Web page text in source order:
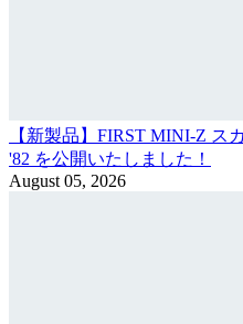
【新製品】FIRST MINI-Z ス
'82 を公開いたしました！
August 05, 2026